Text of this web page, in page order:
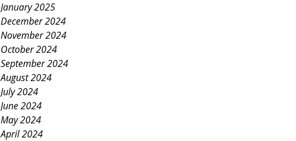
January 2025
December 2024
November 2024
October 2024
September 2024
August 2024
July 2024
June 2024
May 2024
April 2024